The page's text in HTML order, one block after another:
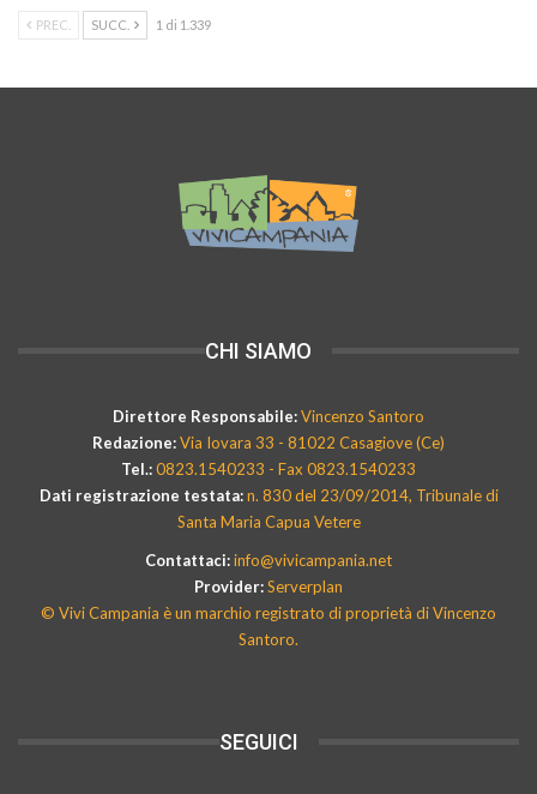
PREC. SUCC. 1 di 1.339
CHI SIAMO
Direttore Responsabile:Vincenzo Santoro
Redazione:Via Iovara 33 - 81022 Casagiove (Ce)
Tel.:0823.1540233 - Fax 0823.1540233
Dati registrazione testata:n. 830 del 23/09/2014, Tribunale di
Santa Maria Capua Vetere
Contattaci:info@vivicampania.net
Provider:Serverplan
© Vivi Campania è un marchio registrato di proprietà di Vincenzo
Santoro.
SEGUICI